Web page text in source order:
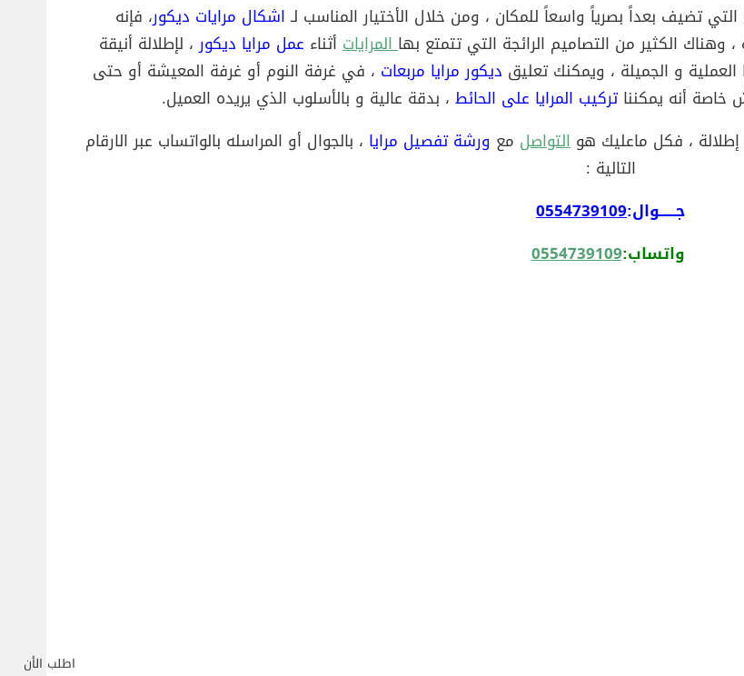
تضيف بعداً بصرياً واسعاً للمكان ، ومن خلال الأختيار المناسب لـاشكال مرايات ديكور، فإنه
الكثير من التصاميم الرائجة التي تتمتع بهاالمرايات أثناء عمل مرايا ديكور، لإطلالة أنيقة
العملية و الجميلة ، ويمكنك تعليق ديكور مرايا مربعات ، في غرفة النوم أو غرفة المعيشة أو حتى
خاصة أنه يمكنناتركيب المرايا على الحائط ، بدقة عالية و بالأسلوب الذي يريده العميل.
، فكل ماعليك هو التواصل مع ورشة تفصيل مرايا ، بالجوال أو المراسله بالواتساب عبر الارقام
التالية :
جــــــوال:0554739109
واتساب:0554739109
اطلب الأن